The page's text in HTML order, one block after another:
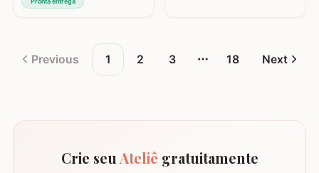
Previous 1 2 3
More pages
18 Next
Crie seu Ateliê gratuitamente